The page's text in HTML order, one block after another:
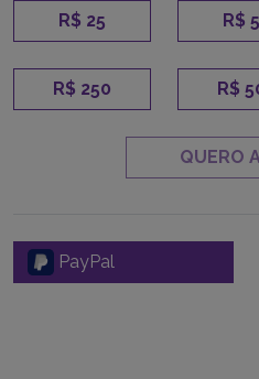
R$ 25 R$
R$ 250 R$
QUERO
PayPal